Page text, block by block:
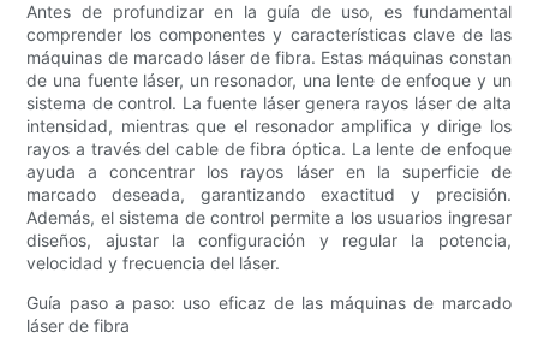
Antes de profundizar en la guía de uso, es fundamental
comprender los componentes y características clave de las
máquinas de marcado láser de fibra. Estas máquinas constan
de una fuente láser, un resonador, una lente de enfoque y un
sistema de control. La fuente láser genera rayos láser de alta
intensidad, mientras que el resonador amplifica y dirige los
rayos a través del cable de fibra óptica. La lente de enfoque
ayuda a concentrar los rayos láser en la superficie de
marcado deseada, garantizando exactitud y precisión.
Además, el sistema de control permite a los usuarios ingresar
diseños, ajustar la configuración y regular la potencia,
velocidad y frecuencia del láser.
Guía paso a paso: uso eficaz de las máquinas de marcado
láser de fibra